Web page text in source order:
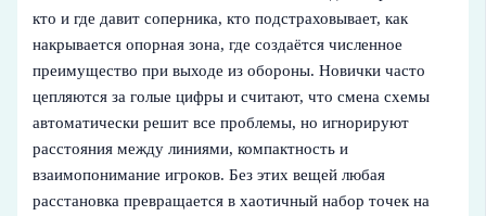
кто и где давит соперника, кто подстраховывает, как
накрывается опорная зона, где создаётся численное
преимущество при выходе из обороны. Новички часто
цепляются за голые цифры и считают, что смена схемы
автоматически решит все проблемы, но игнорируют
расстояния между линиями, компактность и
взаимопонимание игроков. Без этих вещей любая
расстановка превращается в хаотичный набор точек на